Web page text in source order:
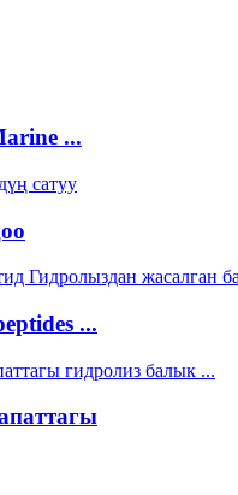
...
...